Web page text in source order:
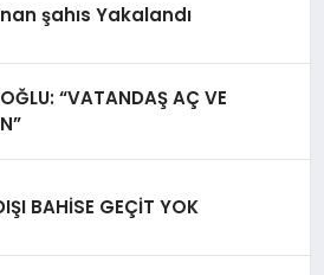
şahıs Yakalandı
“VATANDAŞ AÇ VE
BAHİSE GEÇİT YOK